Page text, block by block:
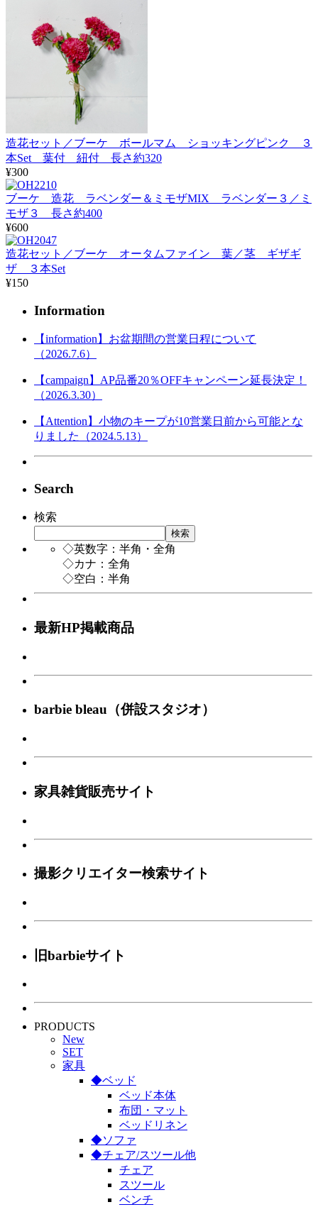
造花セット／ブーケ ボールマム ショッキングピンク ３
本Set 葉付 紐付 長さ約320
¥300
ブーケ 造花 ラベンダー＆ミモザMIX ラベンダー３／ミ
モザ３ 長さ約400
¥600
造花セット／ブーケ オータムファイン 葉／茎 ギザギ
ザ ３本Set
¥150
Information
【information】お盆期間の営業日程について
（2026.7.6）
【campaign】AP品番20％OFFキャンペーン延長決定！
（2026.3.30）
【Attention】小物のキープが10営業日前から可能とな
りました（2024.5.13）
Search
検索
検索
◇英数字：半角・全角
◇カナ：全角
◇空白：半角
最新HP掲載商品
barbie bleau（併設スタジオ）
家具雑貨販売サイト
撮影クリエイター検索サイト
旧barbieサイト
PRODUCTS
New
SET
家具
◆ベッド
ベッド本体
布団・マット
ベッドリネン
◆ソファ
◆チェア/スツール他
チェア
スツール
ベンチ